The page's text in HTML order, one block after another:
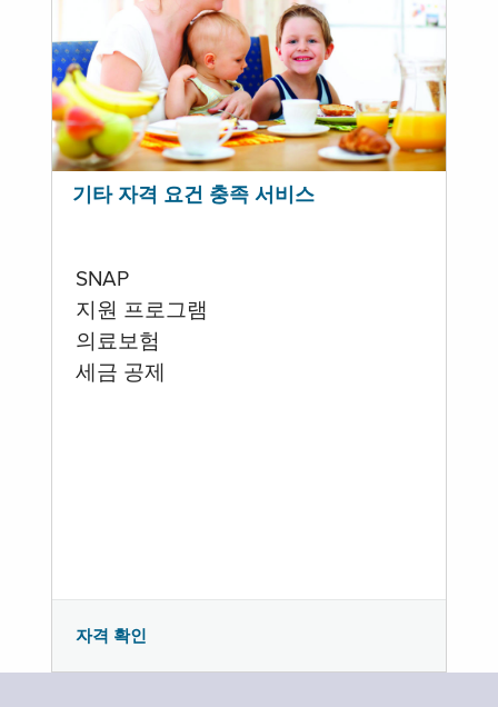
기타 자격 요건 충족 서비스
SNAP
지원 프로그램
의료보험
세금 공제
자격 확인